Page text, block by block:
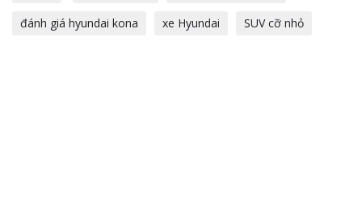
đánh giá hyundai kona xe Hyundai SUV cỡ nhỏ